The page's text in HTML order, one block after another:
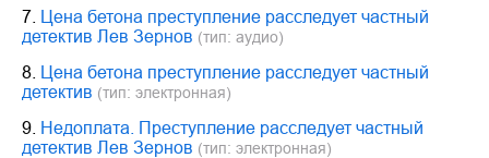
7.
Цена бетона преступление расследует частный
детектив Лев Зернов (тип: аудио)
8.
Цена бетона преступление расследует частный
детектив (тип: электронная)
9. Недоплата. Преступление расследует частный
детектив Лев Зернов (тип: электронная)